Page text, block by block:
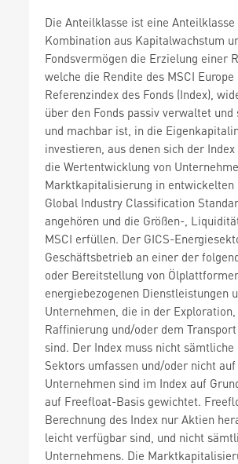
Die Anteilklasse ist eine
Kombination aus Kapitalwachstum
Fondsvermögen die Erzielung einer
welche die Rendite des MSCI
Referenzindex des Fonds (Index),
über den Fonds passiv verwaltet
und machbar ist, in die
investieren, aus denen sich der
die Wertentwicklung von
Marktkapitalisierung in entwickelten
Global Industry Classification
angehören und die Größen-,
MSCI erfüllen. Der GICS-
Geschäftsbetrieb an einer der
oder Bereitstellung von
energiebezogenen Dienstleistungen
Unternehmen, die in der Exploration,
Raffinierung und/oder dem
sind. Der Index muss nicht
Sektors umfassen und/oder nicht
Unternehmen sind im Index auf
auf Freefloat-Basis gewichtet.
Berechnung des Index nur Aktien
leicht verfügbar sind, und nicht
Unternehmens. Die